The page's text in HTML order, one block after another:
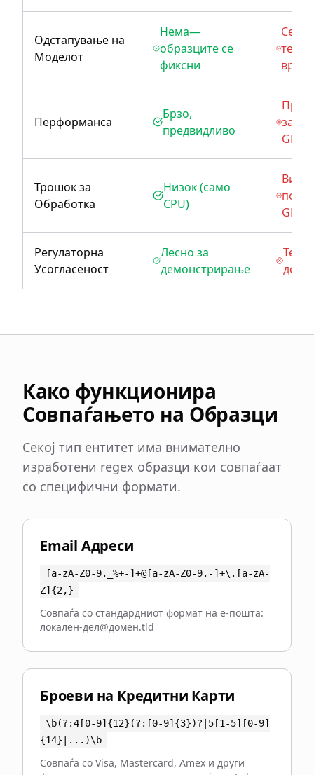
Одстапување на
Моделот
Нема—
образците се
фиксни
Се
Перформанса
Брзо,
предвидливо
GPU
Трошок за
Обработка
Низок (само
CPU)
GPU)
Регулаторна
Усогласеност
Лесно за
демонстрирање
Како функционира
Совпаѓањето на Образци
Секој тип ентитет има внимателно
изработени regex образци кои совпаѓаат
со специфични формати.
Email Адреси
[a-zA-Z0-9._%+-]+@[a-zA-Z0-9.-]+\.[a-zA-
Z] {2,}
Совпаѓа со стандардниот формат на е-пошта:
локален-дел@домен.tld
Броеви на Кредитни Карти
\b(?:4[0-9] {12} (?:[0-9] {3})?|5[1-5][0-9]
{14} |...)\b
Совпаѓа со Visa, Mastercard, Amex и други